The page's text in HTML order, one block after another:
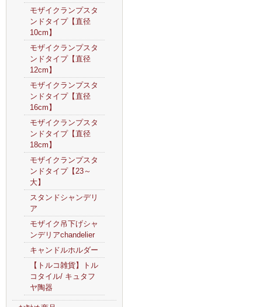
モザイクランプスタ
ンドタイプ【直径
10cm】
モザイクランプスタ
ンドタイプ【直径
12cm】
モザイクランプスタ
ンドタイプ【直径
16cm】
モザイクランプスタ
ンドタイプ【直径
18cm】
モザイクランプスタ
ンドタイプ【23～
大】
スタンドシャンデリ
ア
モザイク吊下げシャ
ンデリアchandelier
キャンドルホルダー
【トルコ雑貨】トル
コタイル/ キュタフ
ヤ陶器